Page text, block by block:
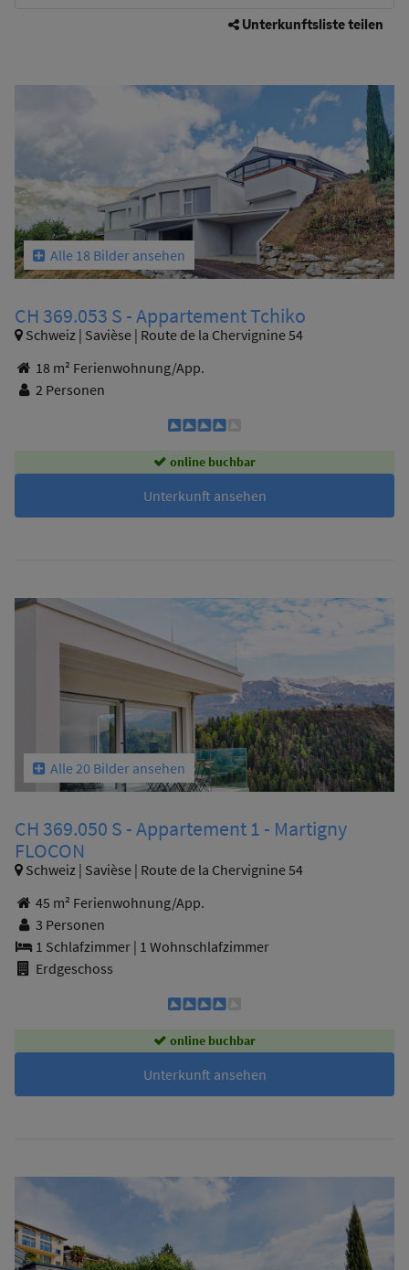
Unterkunftsliste teilen
Alle 18 Bilder ansehen
CH 369.053 S - Appartement Tchiko
Schweiz | Savièse | Route de la Chervignine 54
18 m² Ferienwohnung/App.
2 Personen
online buchbar
Unterkunft ansehen
Alle 20 Bilder ansehen
CH 369.050 S - Appartement 1 - Martigny
FLOCON
Schweiz | Savièse | Route de la Chervignine 54
45 m² Ferienwohnung/App.
3 Personen
1 Schlafzimmer | 1 Wohnschlafzimmer
Erdgeschoss
online buchbar
Unterkunft ansehen